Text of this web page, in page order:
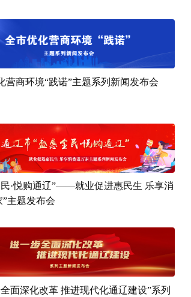
营商环境“践诺”主题系列新闻发布会
·悦购通辽”——就业促进惠民生 乐享消
”主题发布会
面深化改革 推进现代化通辽建设”系列